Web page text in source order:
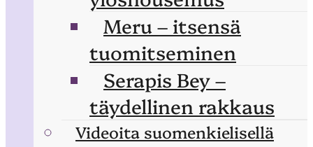
Meru – itsensä
tuomitseminen
Serapis Bey –
täydellinen rakkaus
Videoita suomenkielisellä